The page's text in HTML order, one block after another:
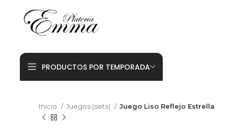
PRODUCTOS POR TEMPORADA
Inicio Juegos (sets) Juego Liso Reflejo Estrella